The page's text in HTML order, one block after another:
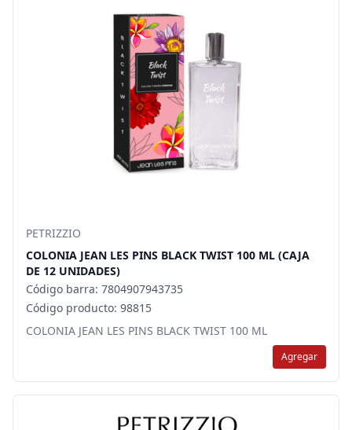
PETRIZZIO
COLONIA JEAN LES PINS BLACK TWIST 100 ML (CAJA
DE 12 UNIDADES)
Código barra: 7804907943735
Código producto: 98815
COLONIA JEAN LES PINS BLACK TWIST 100 ML
Agregar